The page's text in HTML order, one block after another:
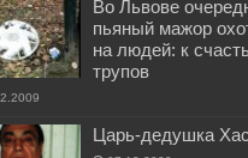
Во Львове
пьяный мажор
на людей: к
трупов
Царь-дедушка